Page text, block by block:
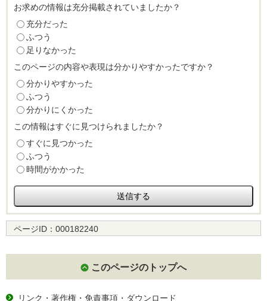
お求めの情報は充分掲載されていましたか？
充分だった
ふつう
足りなかった
このページの内容や表現は分かりやすかったですか？
分かりやすかった
ふつう
分かりにくかった
この情報はすぐに見つけられましたか？
すぐに見つかった
ふつう
時間がかかった
ページID： 000182240
このページのトップへ
リンク・著作権・免責事項・ダウンロード